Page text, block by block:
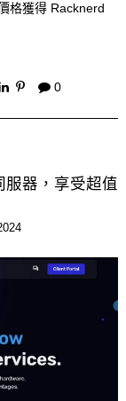
格獲得 Racknerd
0
服器，享受超值